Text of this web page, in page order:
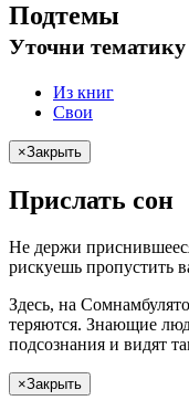
Подтемы
Уточни
Из книг
Свои
×Закрыть
Прислать сон
Не держи
рискуешь пропустить
Здесь, на
теряются. Знающие
подсознания и видят
×Закрыть